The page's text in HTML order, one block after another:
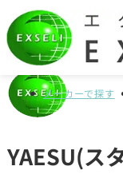
メーカーで探す
YAESU(ス